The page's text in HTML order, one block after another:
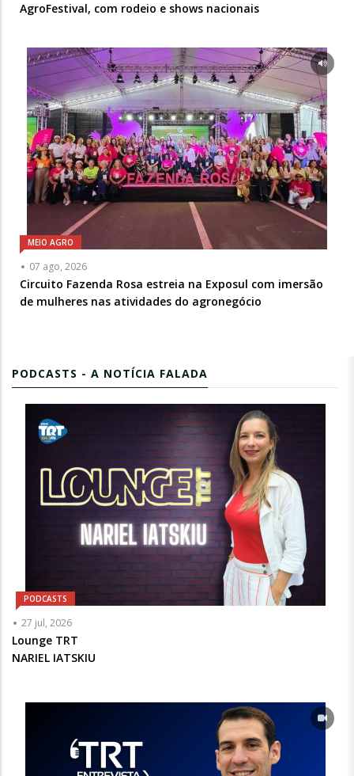
AgroFestival, com rodeio e shows nacionais
MEIO AGRO
07 ago, 2026
Circuito Fazenda Rosa estreia na Exposul com imersão
de mulheres nas atividades do agronegócio
PODCASTS - A NOTÍCIA FALADA
PODCASTS
27 jul, 2026
Articulista
ou
Chamada
Lounge TRT
NARIEL IATSKIU